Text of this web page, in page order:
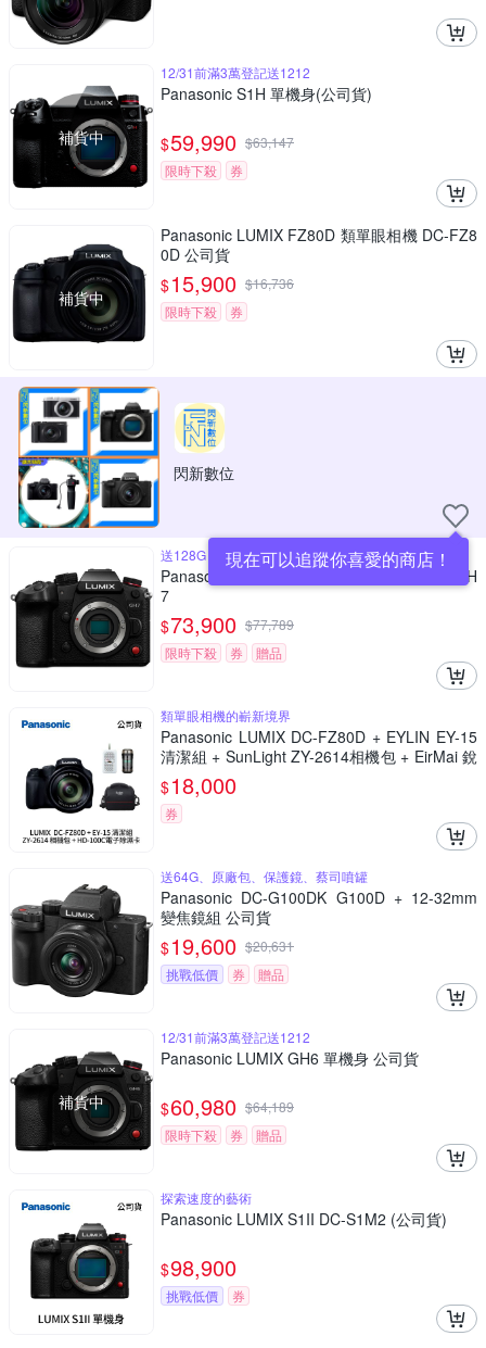
補貨中
12/31前滿3萬登記送1212
Panasonic S1H 單機身(公司貨)
$59,990 $63,147
限時下殺
券
補貨中
Panasonic LUMIX FZ80D 類單眼相機 DC-FZ8
0D 公司貨
$15,900 $16,736
限時下殺
券
閃新數位
現在可以追蹤你喜愛的商店！
送128G V60、閃傳卡盒、相機鑰匙圈
Panasonic LUMIX GH7 單機身 公司貨 DC-GH
7
$73,900 $77,789
限時下殺
券 贈品
類單眼相機的嶄新境界
Panasonic LUMIX DC-FZ80D + EYLIN EY-15
清潔組 + SunLight ZY-2614相機包 + EirMai 銳
瑪 HD-100C電子除濕卡 FZ80D (公司貨)
$18,000
券
送64G、原廠包、保護鏡、蔡司噴罐
Panasonic DC-G100DK G100D + 12-32mm
變焦鏡組 公司貨
$19,600 $20,631
挑戰低價
券 贈品
補貨中
12/31前滿3萬登記送1212
Panasonic LUMIX GH6 單機身 公司貨
$60,980 $64,189
限時下殺
券 贈品
探索速度的藝術
Panasonic LUMIX S1II DC-S1M2 (公司貨)
$98,900
挑戰低價 券